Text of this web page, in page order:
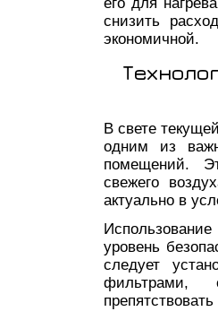
снизить
экономичной.
В свете
одним из
помещений.
свежего
актуально в
уровень
следует
фильтрами,